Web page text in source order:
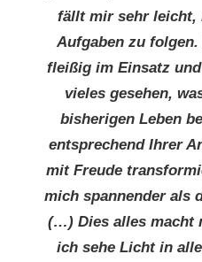
fällt mir sehr leicht,
Aufgaben zu
fleißig im Einsatz
vieles gesehen,
bisherigen Leben
entsprechend Ihrer
mit Freude
mich spannender als
(…) Dies alles macht
ich sehe Licht in